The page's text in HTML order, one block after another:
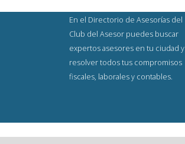
En el Directorio de Asesorías del
Club del Asesor puedes buscar
expertos asesores en tu ciudad y
resolver todos tus compromisos
fiscales, laborales y contables.